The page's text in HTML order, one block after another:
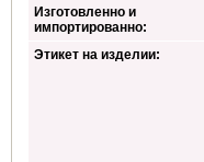
Изготовленно и
импортированно:
Этикет на изделии: